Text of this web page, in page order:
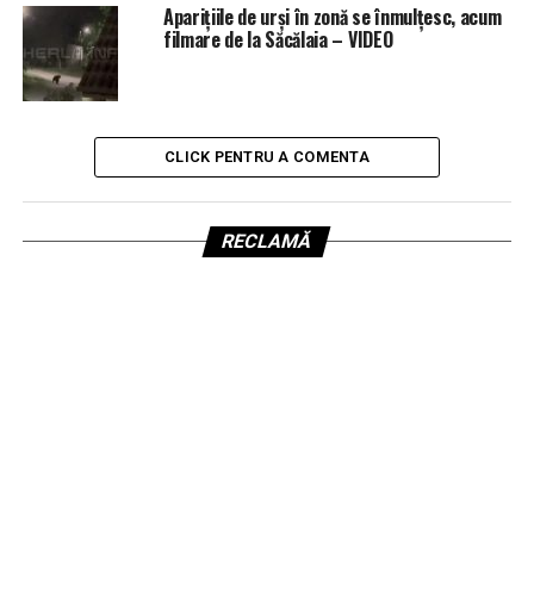
Aparițiile de urși în zonă se înmulțesc, acum
filmare de la Săcălaia – VIDEO
CLICK PENTRU A COMENTA
RECLAMĂ